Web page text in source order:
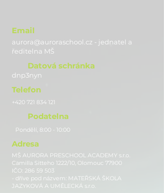
Email
aurora@auroraschool.cz - jednatel a
ředitelna MŠ
Datová schránka
dnp3nyn
Telefon
+420 721 834 121
Podatelna
Pondělí, 8:00 - 10:00
Adresa
MŠ AURORA PRESCHOOL ACADEMY s.r.o.
Camilla Sitteho 1222/10, Olomouc 77900
IČO: 286 59 503
- dříve pod názvem: MATEŘSKÁ ŠKOLA
JAZYKOVÁ A UMĚLECKÁ s.r.o.